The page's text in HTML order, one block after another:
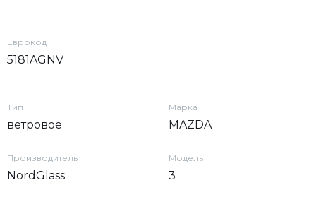
Еврокод
5181AGNV
Тип
ветровое
Марка
MAZDA
Производитель
NordGlass
Модель
3